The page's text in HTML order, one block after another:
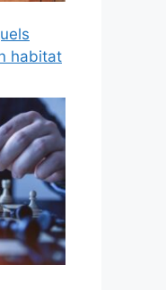
habitat